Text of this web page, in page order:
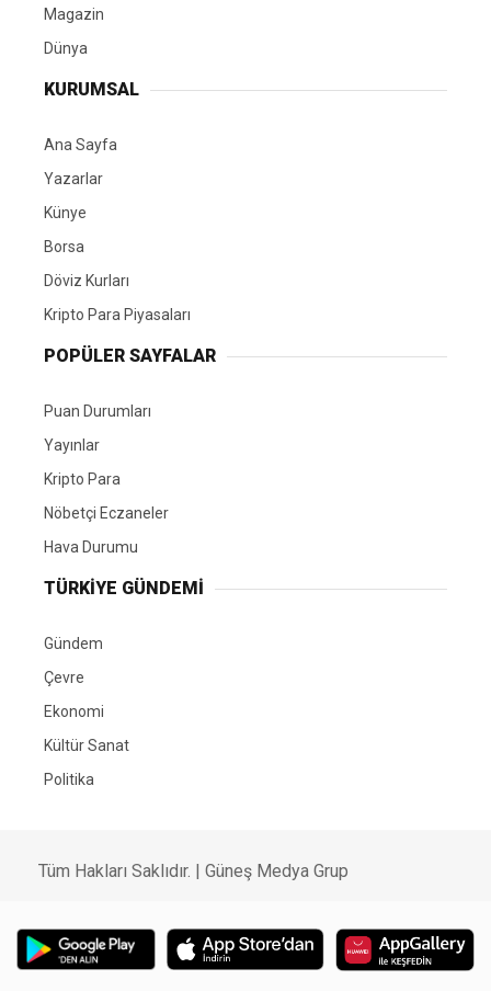
Magazin
Dünya
KURUMSAL
Ana Sayfa
Yazarlar
Künye
Borsa
Döviz Kurları
Kripto Para Piyasaları
POPÜLER SAYFALAR
Puan Durumları
Yayınlar
Kripto Para
Nöbetçi Eczaneler
Hava Durumu
TÜRKIYE GÜNDEMI
Gündem
Çevre
Ekonomi
Kültür Sanat
Politika
Tüm Hakları Saklıdır. | Güneş Medya Grup